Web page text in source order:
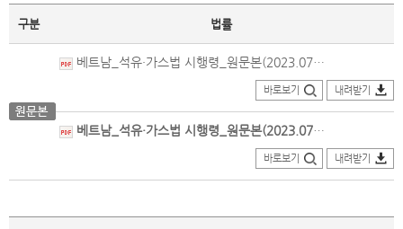
구분 법률
베트남_석유·가스법 시행령_원문본(2023.07.01.개정).pdf
바로보기 내려받기
베트남_석유·가스법 시행령_원문본(2023.07.01.전부개정).pdf
바로보기 내려받기